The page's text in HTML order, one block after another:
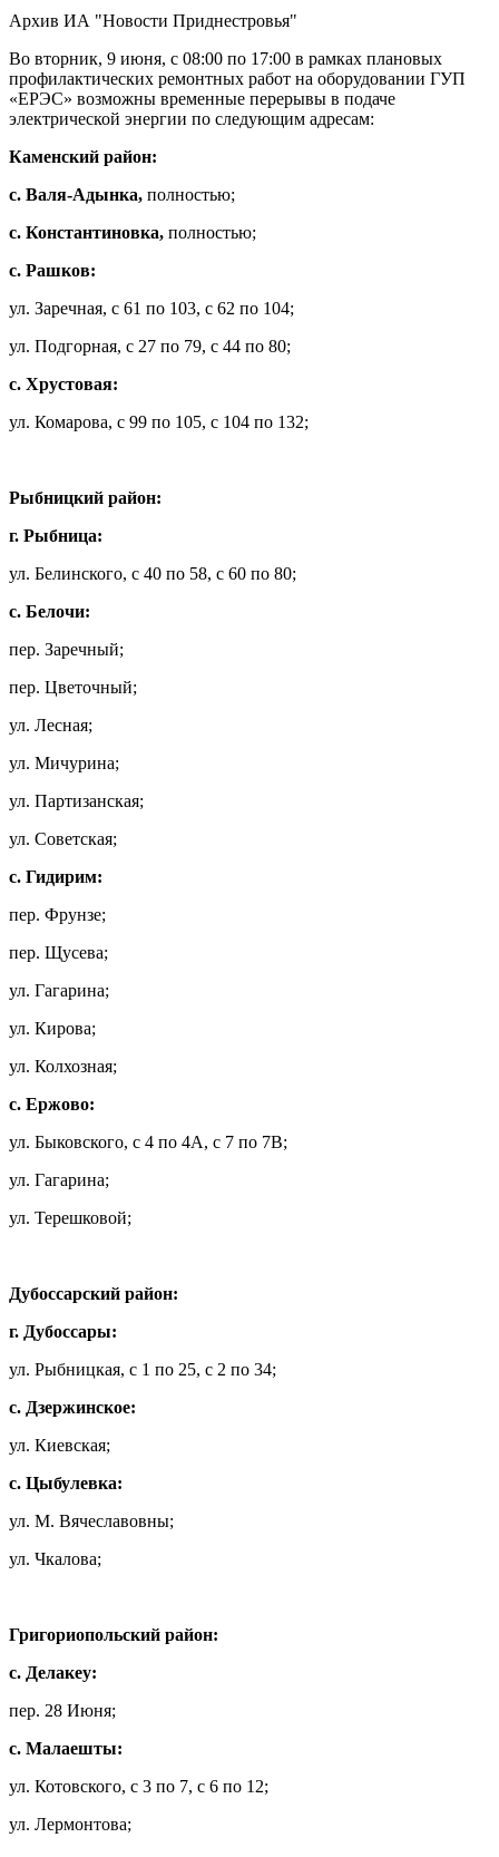
Архив ИА "Новости Приднестровья"
Во вторник, 9 июня, с 08:00 по 17:00 в рамках плановых
профилактических ремонтных работ на оборудовании ГУП
«ЕРЭС» возможны временные перерывы в подаче
электрической энергии по следующим адресам:
Каменский район:
с. Валя-Адынка, полностью;
с. Константиновка, полностью;
с. Рашков:
ул. Заречная, с 61 по 103, с 62 по 104;
ул. Подгорная, с 27 по 79, с 44 по 80;
с. Хрустовая:
ул. Комарова, с 99 по 105, с 104 по 132;
Рыбницкий район:
г. Рыбница:
ул. Белинского, с 40 по 58, с 60 по 80;
с. Белочи:
пер. Заречный;
пер. Цветочный;
ул. Лесная;
ул. Мичурина;
ул. Партизанская;
ул. Советская;
с. Гидирим:
пер. Фрунзе;
пер. Щусева;
ул. Гагарина;
ул. Кирова;
ул. Колхозная;
с. Ержово:
ул. Быковского, с 4 по 4А, с 7 по 7В;
ул. Гагарина;
ул. Терешковой;
Дубоссарский район:
г. Дубоссары:
ул. Рыбницкая, с 1 по 25, с 2 по 34;
с. Дзержинское:
ул. Киевская;
с. Цыбулевка:
ул. М. Вячеславовны;
ул. Чкалова;
Григориопольский район:
с. Делакеу:
пер. 28 Июня;
с. Малаешты:
ул. Котовского, с 3 по 7, с 6 по 12;
ул. Лермонтова;